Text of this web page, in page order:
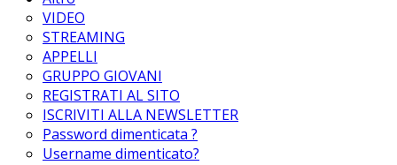
VIDEO
STREAMING
APPELLI
GRUPPO GIOVANI
REGISTRATI AL SITO
ISCRIVITI ALLA NEWSLETTER
Password dimenticata ?
Username dimenticato?